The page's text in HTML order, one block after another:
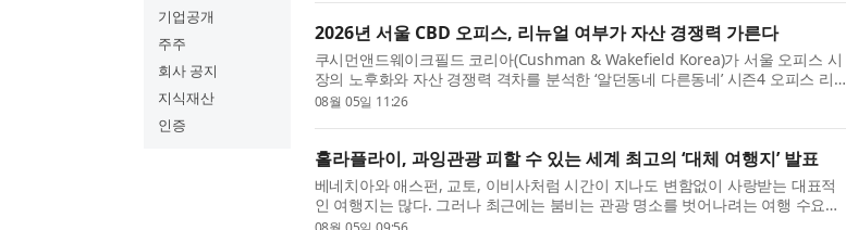
기업공개
주주
회사 공지
지식재산
인증
2026년 서울 CBD 오피스, 리뉴얼 여부가 자산 경쟁력 가른다
쿠시먼앤드웨이크필드 코리아(Cushman & Wakefield Korea)가 서울 오피스 시
장의 노후화와 자산 경쟁력 격차를 분석한 ‘알던동네 다른동네’ 시즌4 오피스 리뉴
얼편을 발표했다. 이번 보고서는 쿠시먼앤드웨이크필드가 독점 보유한 카드 빅데
08월 05일 11:26
홀라플라이, 과잉관광 피할 수 있는 세계 최고의 ‘대체 여행지’ 발표
베네치아와 애스펀, 교토, 이비사처럼 시간이 지나도 변함없이 사랑받는 대표적
인 여행지는 많다. 그러나 최근에는 붐비는 관광 명소를 벗어나려는 여행 수요도
빠르게 증가하고 있다. 점점 더 많은 여행객이 인파와 긴 대기줄, 높은 비용을 피